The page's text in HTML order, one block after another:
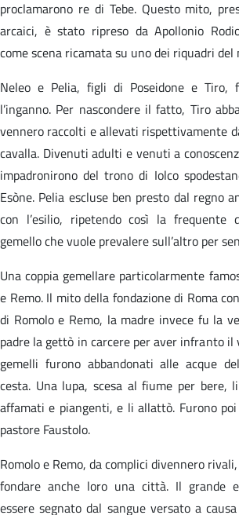
proclamarono re di Tebe. Questo mito,
arcaici, è stato ripreso da Apollonio
come scena ricamata su uno dei riquadri del
Neleo e Pelia, figli di Poseidone e Tiro,
l’inganno. Per nascondere il fatto, Tiro
vennero raccolti e allevati rispettivamente
cavalla. Divenuti adulti e venuti a
impadronirono del trono di Iolco
Esòne. Pelia escluse ben presto dal regno
con l’esilio, ripetendo così la frequente
gemello che vuole prevalere sull’altro per
Una coppia gemellare particolarmente
e Remo. Il mito della fondazione di Roma
di Romolo e Remo, la madre invece fu la
padre la gettò in carcere per aver infranto
gemelli furono abbandonati alle acque
cesta. Una lupa, scesa al fiume per bere,
affamati e piangenti, e li allattò. Furono
pastore Faustolo.
Romolo e Remo, da complici divennero
fondare anche loro una città. Il grande
essere segnato dal sangue versato a